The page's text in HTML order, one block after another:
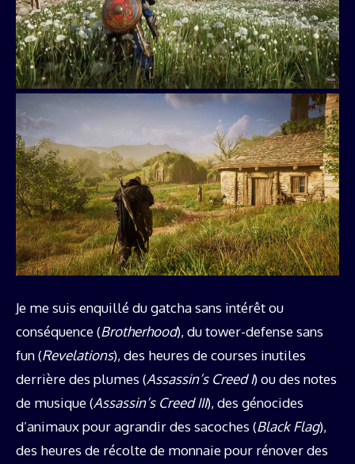
Je me suis enquillé du gatcha sans intérêt ou
conséquence (Brotherhood), du tower-defense sans
fun (Revelations), des heures de courses inutiles
derrière des plumes (Assassin’s Creed I) ou des notes
de musique (Assassin’s Creed III), des génocides
d’animaux pour agrandir des sacoches (Black Flag),
des heures de récolte de monnaie pour rénover des